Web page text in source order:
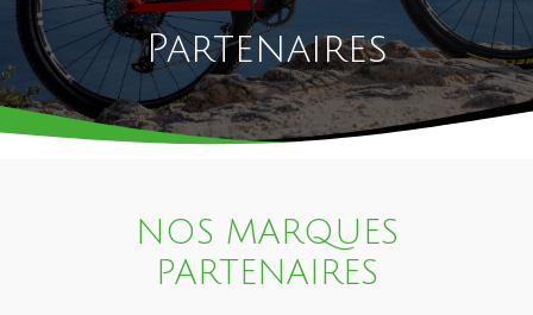
Partenaires
NOS MARQUES
PARTENAIRES